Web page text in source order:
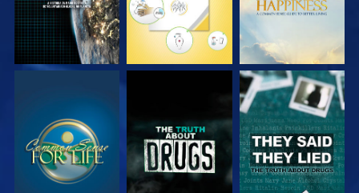
VEJA VEJA VEJA